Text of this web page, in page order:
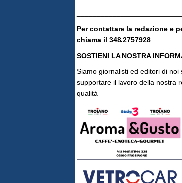
Per contattare la redazione e
chiama il 348.2757928
SOSTIENI LA NOSTRA
Siamo giornalisti ed editori di
supportare il lavoro della nostra
qualità